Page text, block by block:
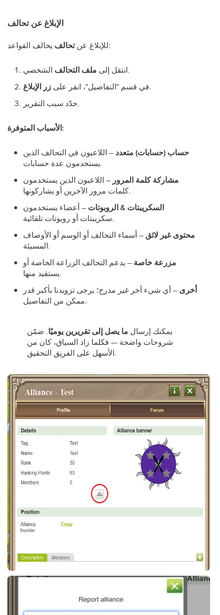
الإبلاغ عن تحالف
للإبلاغ عنتحالف يخالف القواعد:
انتقل إلى ملف التحالف
الشخصي.
في قسم "التفاصيل"، انقر على زر الإبلاغ
.
حدّد سبب التقرير.
الأسباب المتوفرة:
حساب (حسابات) متعدد – اللاعبون في التحالف الذين
يستخدمون عدة حسابات.
مشاركة كلمة المرور – اللاعبون الذين يستخدمون
كلمات مرور الآخرين أو يشاركونها.
السكريبتات & الروبوتات – أعضاء يستخدمون
سكريبتات أو روبوتات تلقائية.
محتوى غير لائق – أسماء التحالف أو الوسم أو الأوصاف
المسيئة.
مزرعة خاصة – يدعم التحالف الزراعة الخاصة أو
يستفيد منها.
أخرى – أي شيء آخر غير مدرج؛ يرجى تزويدنا بأكبر قدر
ممكن من التفاصيل.
يمكنك إرسال ما يصل إلى تقريرين يوميًا. ضمّن
شروحات واضحة — فكلما زاد السياق، كان من
الأسهل على الفريق التحقيق.